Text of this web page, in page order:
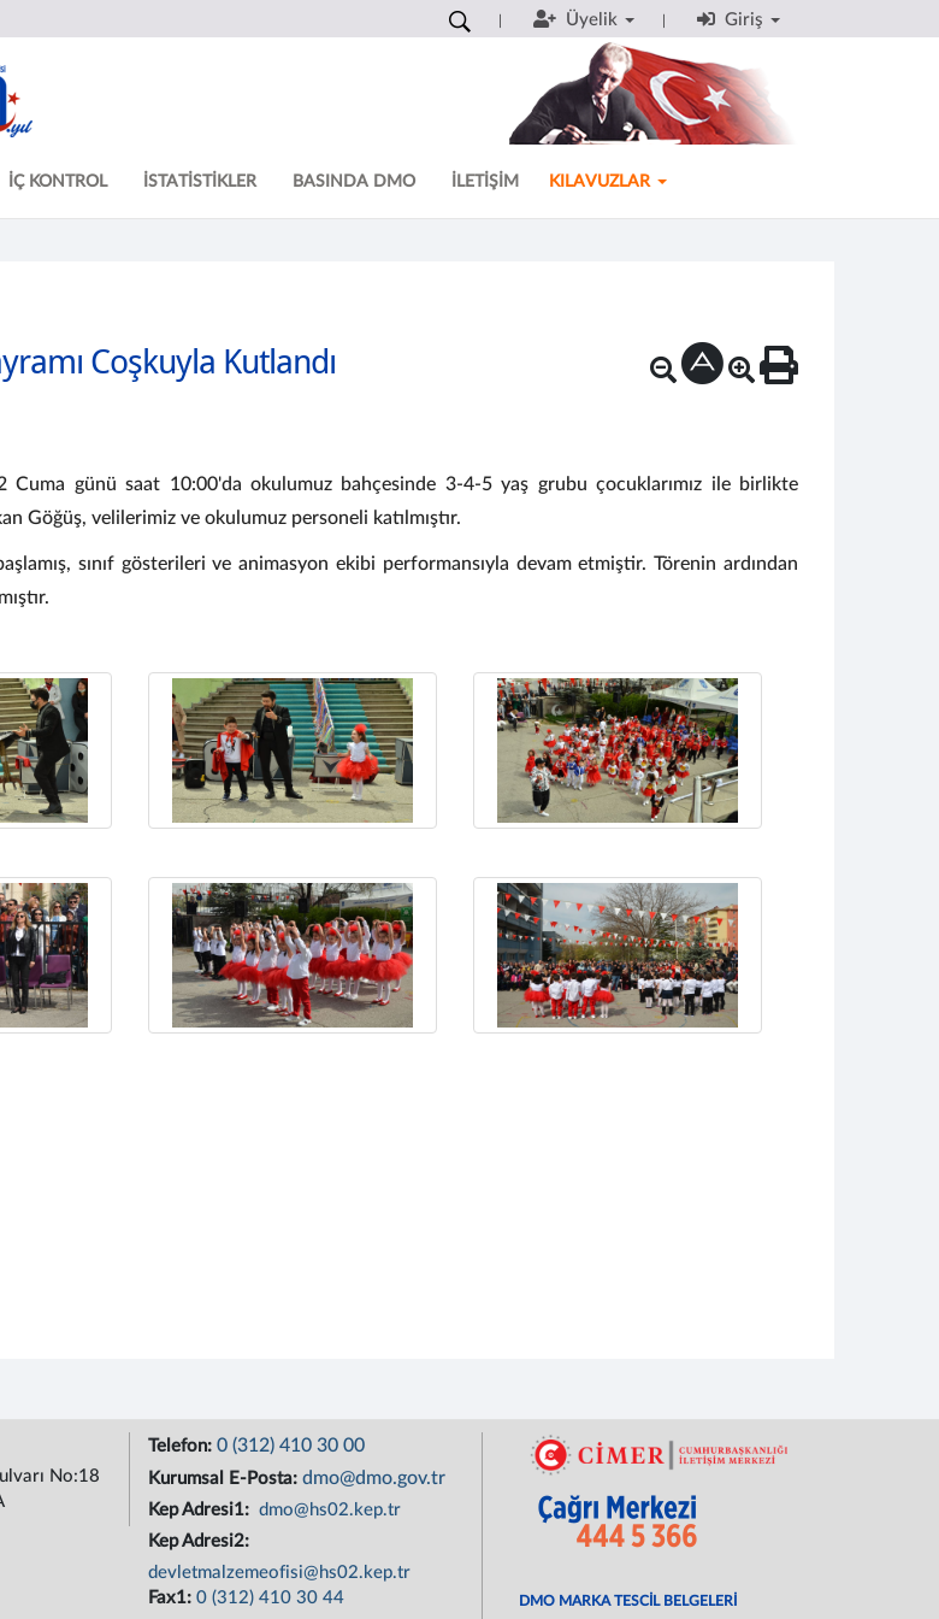
Üyelik Giriş
İÇ KONTROL İSTATİSTİKLER BASINDA DMO İLETİŞİM KILAVUZLAR
Coşkuyla Kutlandı
Cuma günü saat 10:00'da okulumuz bahçesinde 3-4-5 yaş grubu çocuklarımız ile birlikte
Göğüş, velilerimiz ve okulumuz personeli katılmıştır.
sınıf gösterileri ve animasyon ekibi performansıyla devam etmiştir. Törenin ardından
No:18
Telefon: 0 (312) 410 30 00
Kurumsal E-Posta: dmo@dmo.gov.tr
Kep Adresi1: dmo@hs02.kep.tr
Kep Adresi2:
devletmalzemeofisi@hs02.kep.tr
Fax1: 0 (312) 410 30 44 DMO MARKA TESCİL BELGELERİ